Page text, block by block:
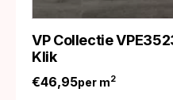
VP Collectie
Klik
€46,95per m2